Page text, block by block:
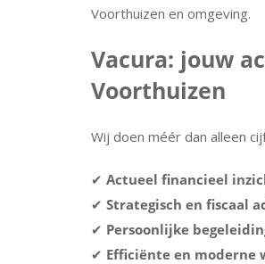
Voorthuizen en omgeving.
Vacura: jouw
Voorthuizen
Wij doen méér dan alleen
✔ Actueel financieel
✔ Strategisch en fiscaal
✔ Persoonlijke
✔ Efficiënte en moderne